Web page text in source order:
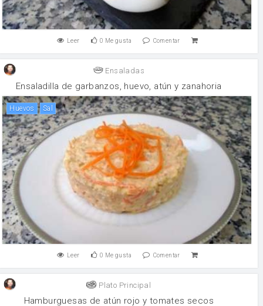
Leer 0 Me gusta Comentar
Ensaladas
Ensaladilla de garbanzos, huevo, atún y zanahoria
huevos sal
Leer 0 Me gusta Comentar
Plato Principal
Hamburguesas de atún rojo y tomates secos